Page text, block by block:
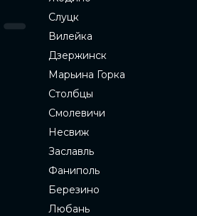
Слуцк
Вилейка
Дзержинск
Марьина Горка
Столбцы
Смолевичи
Несвиж
Заславль
Фаниполь
Березино
Любань